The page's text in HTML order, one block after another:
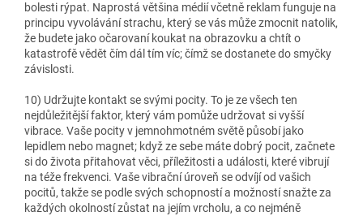
bolesti rýpat. Naprostá většina médií včetně reklam funguje na
principu vyvolávání strachu, který se vás může zmocnit natolik,
že budete jako očarovaní koukat na obrazovku a chtít o
katastrofě vědět čím dál tím víc; čímž se dostanete do smyčky
závislosti.
10) Udržujte kontakt se svými pocity. To je ze všech ten
nejdůležitější faktor, který vám pomůže udržovat si vyšší
vibrace. Vaše pocity v jemnohmotném světě působí jako
lepidlem nebo magnet; když ze sebe máte dobrý pocit, začnete
si do života přitahovat věci, příležitosti a události, které vibrují
na téže frekvenci. Vaše vibrační úroveň se odvíjí od vašich
pocitů, takže se podle svých schopností a možností snažte za
každých okolností zůstat na jejím vrcholu, a co nejméně